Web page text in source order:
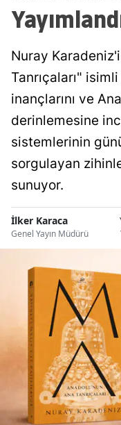
Nuray
Tanrıçaları"
inançlarını ve
derinlemesine
sistemlerinin
sorgulayan
sunuyor.
İlker Karaca
Genel Yayın Müdürü